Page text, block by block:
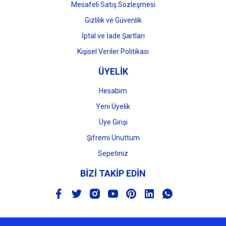
Mesafeli Satış Sözleşmesi
Gizlilik ve Güvenlik
İptal ve İade Şartları
Kişisel Veriler Politikası
ÜYELİK
Hesabım
Yeni Üyelik
Üye Girişi
Şifremi Unuttum
Sepetiniz
BİZİ TAKİP EDİN